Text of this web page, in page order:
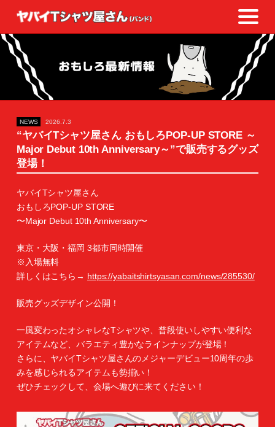
NEWS 2026.7.3
“ヤバイTシャツ屋さん おもしろPOP-UP STORE ～
Major Debut 10th Anniversary～”で販売するグッズ
登場！
ヤバイTシャツ屋さん
おもしろPOP-UP STORE
〜Major Debut 10th Anniversary〜
東京・大阪・福岡 3都市同時開催
※入場無料
詳しくはこちら→ https://yabaitshirtsyasan.com/news/285530/
販売グッズデザイン公開！
一風変わったオシャレなTシャツや、普段使いしやすい便利な
アイテムなど、バラエティ豊かなラインナップが登場！
さらに、ヤバイTシャツ屋さんのメジャーデビュー10周年の歩
みを感じられるアイテムも勢揃い！
ぜひチェックして、会場へ遊びに来てください！